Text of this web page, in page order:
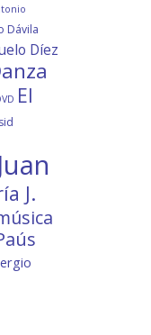
Dávila
Díez
El
Juan
J.